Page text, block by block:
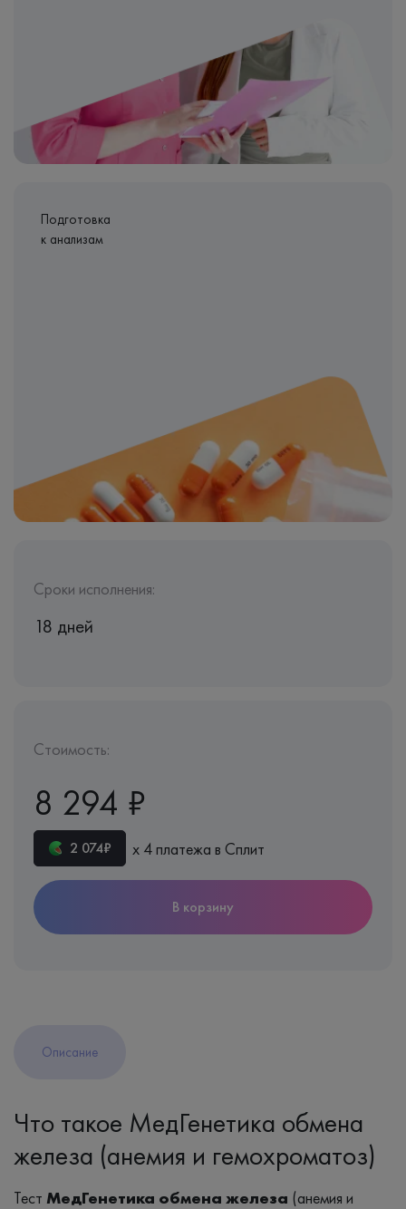
Подготовка
к анализам
Сроки исполнения:
18 дней
Стоимость:
8 294 ₽
2 074₽ х 4 платежа в Сплит
В корзину
Описание
Что такое МедГенетика обмена
железа (анемия и гемохроматоз)
Тест МедГенетика обмена железа (анемия и